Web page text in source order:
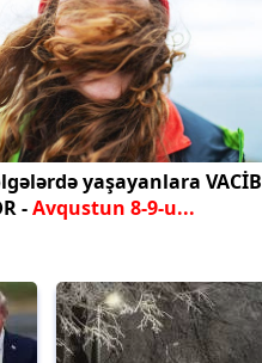
yaşayanlara VACİB
-Avqustun 8-9-u...